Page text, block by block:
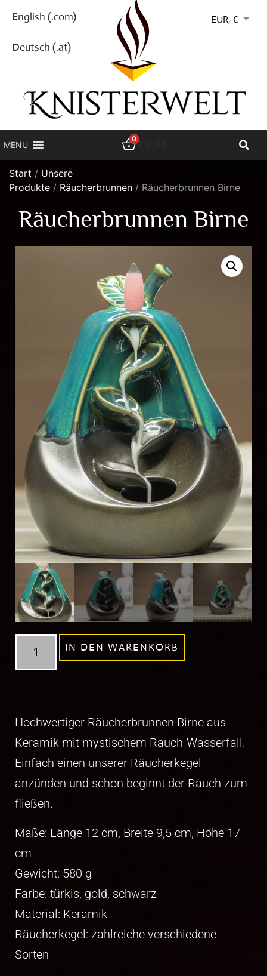
English (.com)
Deutsch (.at)
EUR, €
0€
MENU
Start / Unsere
Produkte / Räucherbrunnen / Räucherbrunnen Birne
Räucherbrunnen Birne
IN DEN WARENKORB
Hochwertiger Räucherbrunnen Birne aus
Keramik mit mystischem Rauch-Wasserfall.
Einfach einen unserer Räucherkegel
anzünden und schon beginnt der Rauch zum
fließen.
Maße: Länge 12 cm, Breite 9,5 cm, Höhe 17
cm
Gewicht: 580 g
Farbe: türkis, gold, schwarz
Material: Keramik
Räucherkegel: zahlreiche verschiedene
Sorten